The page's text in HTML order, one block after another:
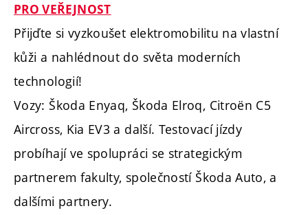
PRO VEŘEJNOST
Přijďte si vyzkoušet elektromobilitu na vlastní
kůži a nahlédnout do světa moderních
technologií!
Vozy: Škoda Enyaq, Škoda Elroq, Citroën C5
Aircross, Kia EV3 a další. Testovací jízdy
probíhají ve spolupráci se strategickým
partnerem fakulty, společností Škoda Auto, a
dalšími partnery.